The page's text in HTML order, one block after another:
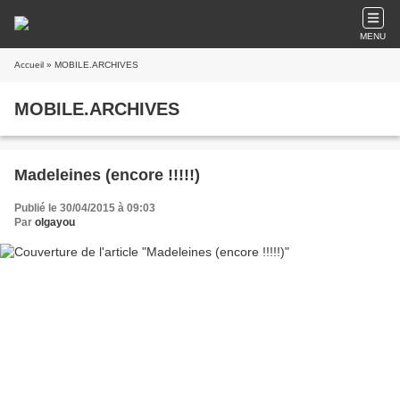
MENU
Accueil » MOBILE.ARCHIVES
MOBILE.ARCHIVES
Madeleines (encore !!!!!)
Publié le 30/04/2015 à 09:03
Par olgayou